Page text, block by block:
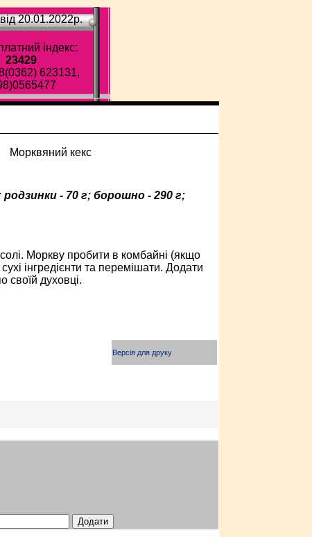
20.01.2022p.
індекс:
23429
623131,
родзинки - 70 г; борошно - 290 г;
Моркву пробити в комбайні (якщо
інгредієнти та перемішати. Додати
своїй духовці.
Версія для друку